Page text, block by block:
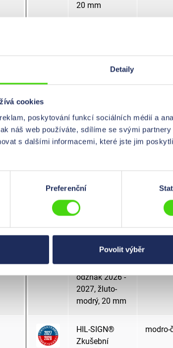
Detaily
cookies
poskytování funkcí sociálních médií a
náš web používáte, sdílíme se svými
s dalšími informacemi, které jste jim
Preferenční
Povolit výběr
20 mm
kontrolní štítek
26–29,
oranžový, 15
HIL-SIGN®
30, oranžový, 8
HIL-SIGN®
Zkušební
odznak 2026 -
2027, žluto-
modrý, 20 mm
HIL-SIGN®
Zkušební
modro-